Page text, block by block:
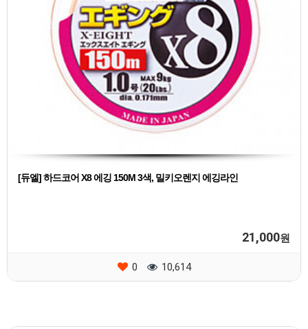
[듀엘] 하드코어 X8 에깅 150M 3색, 밀키오렌지 에깅라인
21,000원
0 10,614